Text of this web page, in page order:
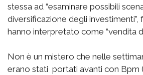
stessa ad “esaminare possibili
diversificazione degli investimenti”,
hanno interpretato come “vendita
Non è un mistero che nelle
erano stati portati avanti con Bpm